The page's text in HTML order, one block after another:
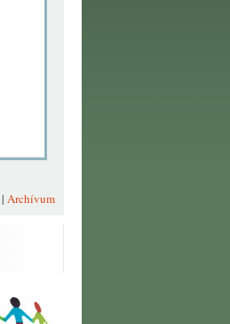
| Archívum